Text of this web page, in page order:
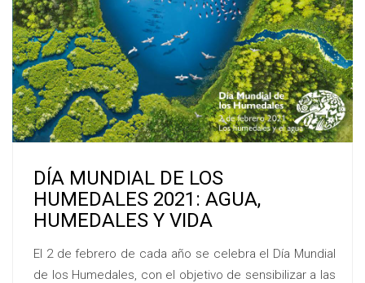
DÍA MUNDIAL DE LOS
HUMEDALES 2021: AGUA,
HUMEDALES Y VIDA
El 2 de febrero de cada año se celebra el Día Mundial
de los Humedales, con el objetivo de sensibilizar a las